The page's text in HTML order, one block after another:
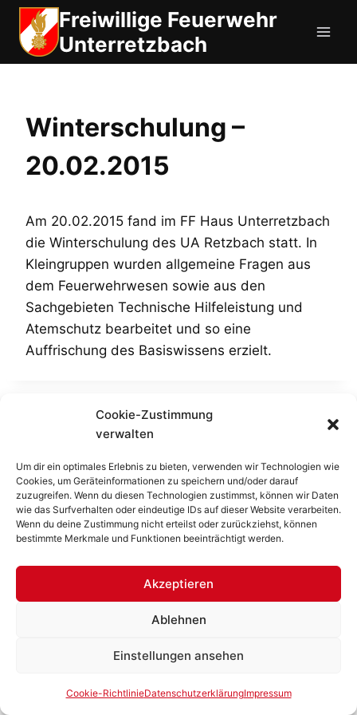
Cookie-Zustimmung
verwalten
Um dir ein optimales Erlebnis zu bieten, verwenden wir Technologien wie
Cookies, um Geräteinformationen zu speichern und/oder darauf
zuzugreifen. Wenn du diesen Technologien zustimmst, können wir Daten
wie das Surfverhalten oder eindeutige IDs auf dieser Website verarbeiten.
Wenn du deine Zustimmung nicht erteilst oder zurückziehst, können
bestimmte Merkmale und Funktionen beeinträchtigt werden.
Akzeptieren
Ablehnen
Einstellungen ansehen
Cookie-RichtlinieDatenschutzerklärungImpressum
Zum
Inhalt
springen
Freiwillige Feuerwehr
Unterretzbach
Winterschulung –
20.02.2015
Am 20.02.2015 fand im FF Haus Unterretzbach
die Winterschulung des UA Retzbach statt. In
Kleingruppen wurden allgemeine Fragen aus
dem Feuerwehrwesen sowie aus den
Sachgebieten Technische Hilfeleistung und
Atemschutz bearbeitet und so eine
Auffrischung des Basiswissens erzielt.
Impressum|Datenschutzerklärung|Cookie-
Richtlinie|Kontakt
© 2026 Freiwillige Feuerwehr Unterretzbach